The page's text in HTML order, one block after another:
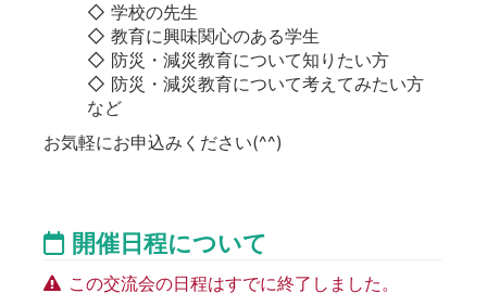
◇ 学校の先生
◇ 教育に興味関心のある学生
◇ 防災・減災教育について知りたい方
◇ 防災・減災教育について考えてみたい方
など
お気軽にお申込みください(^^)
開催日程について
この交流会の日程はすでに終了しました。